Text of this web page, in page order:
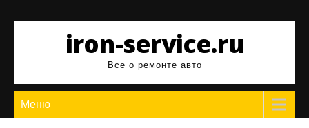
содержимомуiron-service.ru
Все о ремонте авто
Меню